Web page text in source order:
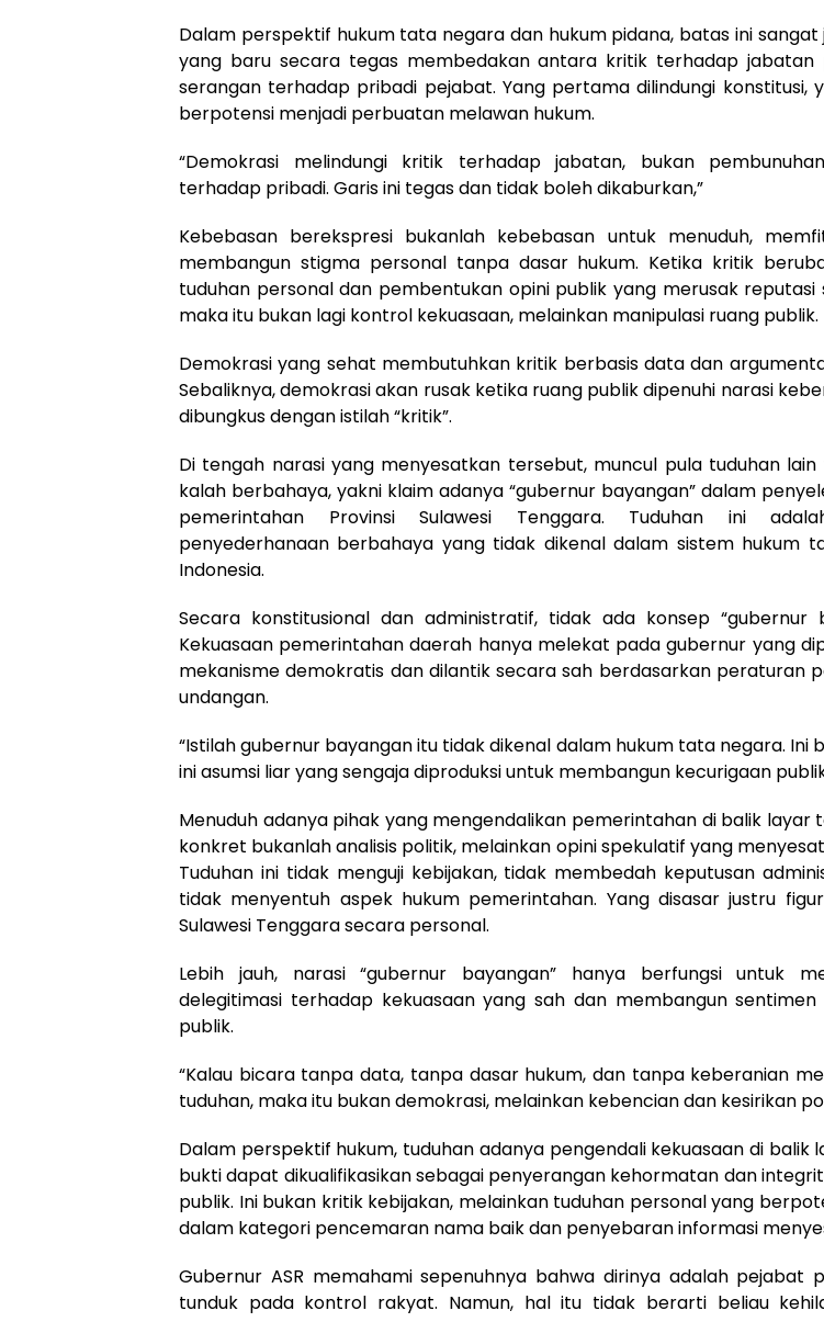
Dalam perspektif hukum tata negara dan hukum pidana, batas ini sangat
yang baru secara tegas membedakan antara kritik terhadap jabatan
serangan terhadap pribadi pejabat. Yang pertama dilindungi konstitusi,
berpotensi menjadi perbuatan melawan hukum.
“Demokrasi melindungi kritik terhadap jabatan, bukan
terhadap pribadi. Garis ini tegas dan tidak boleh dikaburkan,”
Kebebasan berekspresi bukanlah kebebasan untuk menuduh,
membangun stigma personal tanpa dasar hukum. Ketika kritik
tuduhan personal dan pembentukan opini publik yang merusak reputasi
maka itu bukan lagi kontrol kekuasaan, melainkan manipulasi ruang publik.
Demokrasi yang sehat membutuhkan kritik berbasis data dan
Sebaliknya, demokrasi akan rusak ketika ruang publik dipenuhi narasi
dibungkus dengan istilah “kritik”.
Di tengah narasi yang menyesatkan tersebut, muncul pula tuduhan
kalah berbahaya, yakni klaim adanya “gubernur bayangan” dalam
pemerintahan Provinsi Sulawesi Tenggara. Tuduhan ini
penyederhanaan berbahaya yang tidak dikenal dalam sistem hukum
Indonesia.
Secara konstitusional dan administratif, tidak ada konsep “gubernur
Kekuasaan pemerintahan daerah hanya melekat pada gubernur yang
mekanisme demokratis dan dilantik secara sah berdasarkan peraturan
undangan.
“Istilah gubernur bayangan itu tidak dikenal dalam hukum tata negara. Ini
ini asumsi liar yang sengaja diproduksi untuk membangun kecurigaan
Menuduh adanya pihak yang mengendalikan pemerintahan di balik layar
konkret bukanlah analisis politik, melainkan opini spekulatif yang
Tuduhan ini tidak menguji kebijakan, tidak membedah keputusan
tidak menyentuh aspek hukum pemerintahan. Yang disasar justru
Sulawesi Tenggara secara personal.
Lebih jauh, narasi “gubernur bayangan” hanya berfungsi untuk
delegitimasi terhadap kekuasaan yang sah dan membangun sentimen
publik.
“Kalau bicara tanpa data, tanpa dasar hukum, dan tanpa keberanian
tuduhan, maka itu bukan demokrasi, melainkan kebencian dan kesirikan
Dalam perspektif hukum, tuduhan adanya pengendali kekuasaan di balik
bukti dapat dikualifikasikan sebagai penyerangan kehormatan dan
publik. Ini bukan kritik kebijakan, melainkan tuduhan personal yang
dalam kategori pencemaran nama baik dan penyebaran informasi
Gubernur ASR memahami sepenuhnya bahwa dirinya adalah pejabat
tunduk pada kontrol rakyat. Namun, hal itu tidak berarti beliau